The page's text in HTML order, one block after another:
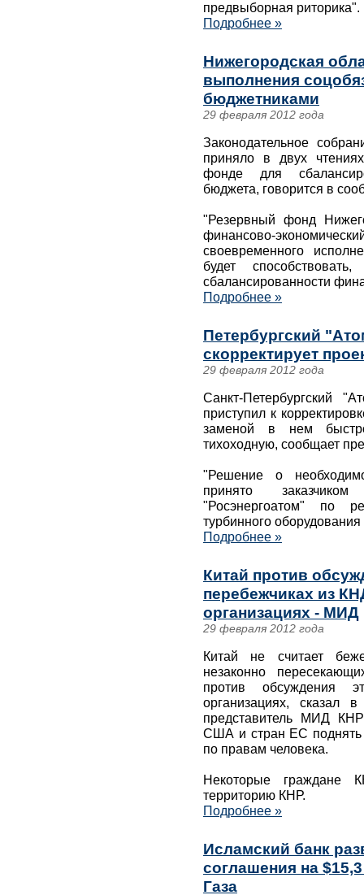
предвыборная риторика".
Подробнее »
Нижегородская
выполнения
бюджетниками
29 февраля 2012 года
Законодательное
приняло в двух
фонде для
бюджета, говорится в
"Резервный фонд
финансово-
своевременного
будет
сбалансированности
Подробнее »
Петербургский
скорректирует
29 февраля 2012 года
Санкт-Петербургский
приступил к
заменой в нем
тихоходную, сообщает
"Решение о
принято
"Росэнергоатом" по
турбинного
Подробнее »
Китай против
перебежчиках из
организациях - МИД
29 февраля 2012 года
Китай не считает
незаконно
против обсуждения
организациях, сказал
представитель МИД
США и стран ЕС поднять
по правам человека.
Некоторые граждане
территорию КНР.
Подробнее »
Исламский банк
соглашения на
Газа